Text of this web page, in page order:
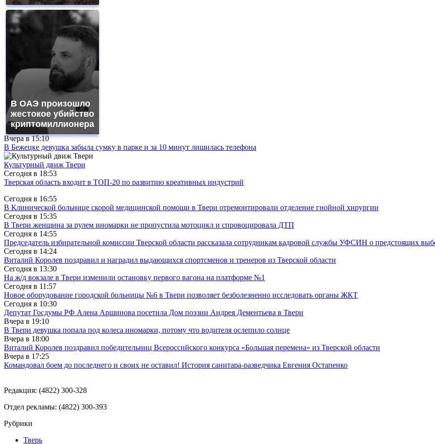
В ОАЭ произошло
жестокое убийство
криптомиллионера
Вчера в15:10
В Бежецке девушка забыла сумку в парке и за 10 минут лишилась телефона
Культурный движ Твери
Сегодня в 18:53
Тверская область входит в ТОП-20 по развитию креативных индустрий
Сегодня в 16:55
В Клинической больнице скорой медицинской помощи в Твери отремонтировали отделение гнойной хирургии
Сегодня в 15:35
В Твери женщина за рулем иномарки не пропустила мотоцикл и спровоцировала ДТП
Сегодня в 14:55
Председатель избирательной комиссии Тверской области рассказала сотрудникам кадровой службы УФСИН о предстоящих
Сегодня в 14:24
Виталий Королев поздравил и наградил выдающихся спортсменов и тренеров из Тверской области
Сегодня в 13:30
На ж/д вокзале в Твери изменили остановку первого вагона на платформе №1
Сегодня в 11:57
Новое оборудование городской больницы №6 в Твери позволяет безболезненно исследовать органы ЖКТ
Сегодня в 10:30
Депутат Госдумы РФ Алена Аршинова посетила Дом поэзии Андрея Дементьева в Твери
Вчера в 19:10
В Твери девушка попала под колеса иномарки, потому что водителя ослепило солнце
Вчера в 18:00
Виталий Королев поздравил победительниц Всероссийского конкурса «Большая перемена» из Тверской области
Вчера в 17:25
Командовал боем до последнего и своих не оставил! История санитара-разведчика Евгения Остапенко
Редакция: (4822) 300-328
Отдел рекламы: (4822) 300-393
Рубрики
Тверь